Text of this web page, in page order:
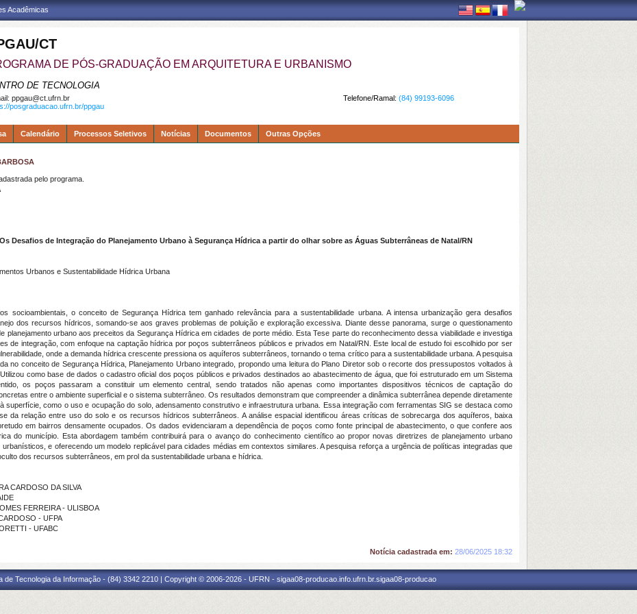
Acadêmicas
CT
DE PÓS-GRADUAÇÃO EM ARQUITETURA E URBANISMO
DE TECNOLOGIA
Telefone/Ramal: (84) 99193-6096
ppgau@ct.ufrn.br
posgraduacao.ufrn.br/ppgau
Calendário Processos Seletivos Notícias Documentos Outras Opções
pelo programa.
Os Desafios de Integração do Planejamento Urbano à Segurança Hídrica a partir do olhar sobre as Águas Subterrâneas de Natal/RN
Urbanos e Sustentabilidade Hídrica Urbana
socioambientais, o conceito de Segurança Hídrica tem ganhado relevância para a sustentabilidade urbana. A intensa urbanização gera desafios
dos recursos hídricos, somando-se aos graves problemas de poluição e exploração excessiva. Diante desse panorama, surge o questionamento
planejamento urbano aos preceitos da Segurança Hídrica em cidades de porte médio. Esta Tese parte do reconhecimento dessa viabilidade e investiga
de integração, com enfoque na captação hídrica por poços subterrâneos públicos e privados em Natal/RN. Este local de estudo foi escolhido por ser
onde a demanda hídrica crescente pressiona os aquíferos subterrâneos, tornando o tema crítico para a sustentabilidade urbana. A pesquisa
no conceito de Segurança Hídrica, Planejamento Urbano integrado, propondo uma leitura do Plano Diretor sob o recorte dos pressupostos voltados à
como base de dados o cadastro oficial dos poços públicos e privados destinados ao abastecimento de água, que foi estruturado em um Sistema
os poços passaram a constituir um elemento central, sendo tratados não apenas como importantes dispositivos técnicos de captação do
entre o ambiente superficial e o sistema subterrâneo. Os resultados demonstram que compreender a dinâmica subterrânea depende diretamente
superfície, como o uso e ocupação do solo, adensamento construtivo e infraestrutura urbana. Essa integração com ferramentas SIG se destaca como
da relação entre uso do solo e os recursos hídricos subterrâneos. A análise espacial identificou áreas críticas de sobrecarga dos aquíferos, baixa
em bairros densamente ocupados. Os dados evidenciaram a dependência de poços como fonte principal de abastecimento, o que confere aos
do município. Esta abordagem também contribuirá para o avanço do conhecimento científico ao propor novas diretrizes de planejamento urbano
e oferecendo um modelo replicável para cidades médias em contextos similares. A pesquisa reforça a urgência de políticas integradas que
dos recursos subterrâneos, em prol da sustentabilidade urbana e hídrica.
CARDOSO DA SILVA
FERREIRA - ULISBOA
- UFPA
- UFABC
Notícia cadastrada em: 28/06/2025 18:32
de Tecnologia da Informação - (84) 3342 2210 | Copyright © 2006-2026 - UFRN - sigaa08-producao.info.ufrn.br.sigaa08-producao